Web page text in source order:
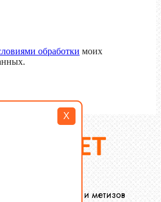
X
обработки моих
продажа крепежа и метизов